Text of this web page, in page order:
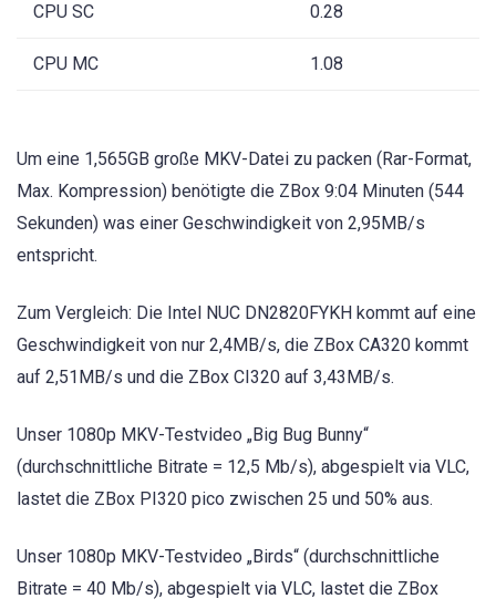
CPU SC 0.28
CPU MC 1.08
Um eine 1,565GB große MKV-Datei zu packen (Rar-Format,
Max. Kompression) benötigte die ZBox 9:04 Minuten (544
Sekunden) was einer Geschwindigkeit von 2,95MB/s
entspricht.
Zum Vergleich: Die Intel NUC DN2820FYKH kommt auf eine
Geschwindigkeit von nur 2,4MB/s, die ZBox CA320 kommt
auf 2,51MB/s und die ZBox CI320 auf 3,43MB/s.
Unser 1080p MKV-Testvideo „Big Bug Bunny“
(durchschnittliche Bitrate = 12,5 Mb/s), abgespielt via VLC,
lastet die ZBox PI320 pico zwischen 25 und 50% aus.
Unser 1080p MKV-Testvideo „Birds“ (durchschnittliche
Bitrate = 40 Mb/s), abgespielt via VLC, lastet die ZBox